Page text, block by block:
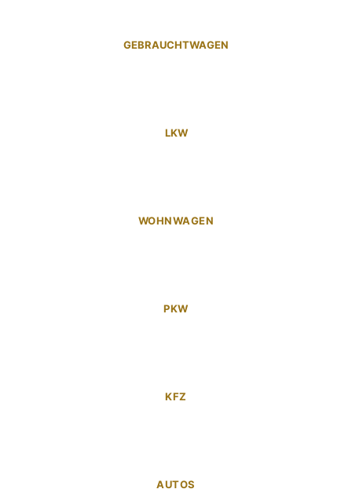
GEBRAUCHTWAGEN
LKW
WOHNWAGEN
PKW
KFZ
AUTOS